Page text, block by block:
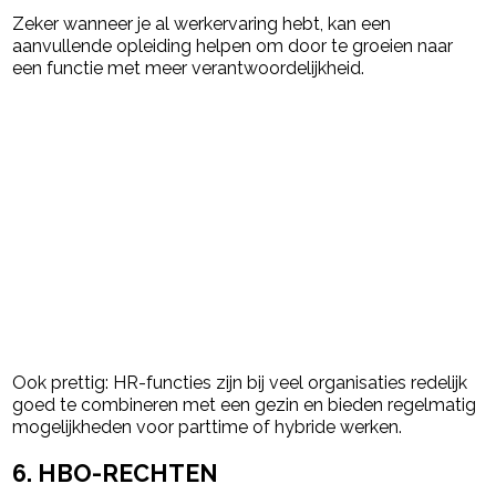
Zeker wanneer je al werkervaring hebt, kan een
aanvullende opleiding helpen om door te groeien naar
een functie met meer verantwoordelijkheid.
Ook prettig: HR-functies zijn bij veel organisaties redelijk
goed te combineren met een gezin en bieden regelmatig
mogelijkheden voor parttime of hybride werken.
6. HBO-RECHTEN